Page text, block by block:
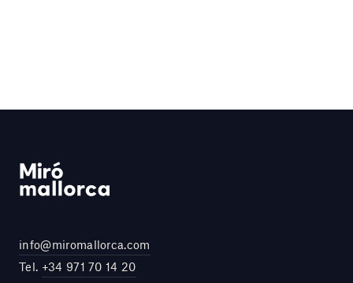
info@miromallorca.com
Tel. +34 971 70 14 20